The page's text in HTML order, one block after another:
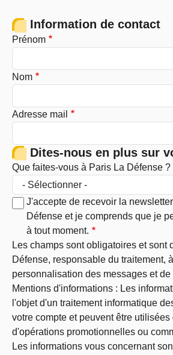
Information de contact
Prénom
Nom
Adresse mail
Dites-nous en plus sur
Que faites-vous à Paris La Défense ?
J'accepte de recevoir la
Défense et je comprends que je
à tout moment.
Les champs sont obligatoires et sont
Défense, responsable du traitement,
personnalisation des messages et de
Mentions d'informations : Les
l'objet d'un traitement informatique
votre compte et peuvent être
d'opérations promotionnelles ou
Les informations vous concernant